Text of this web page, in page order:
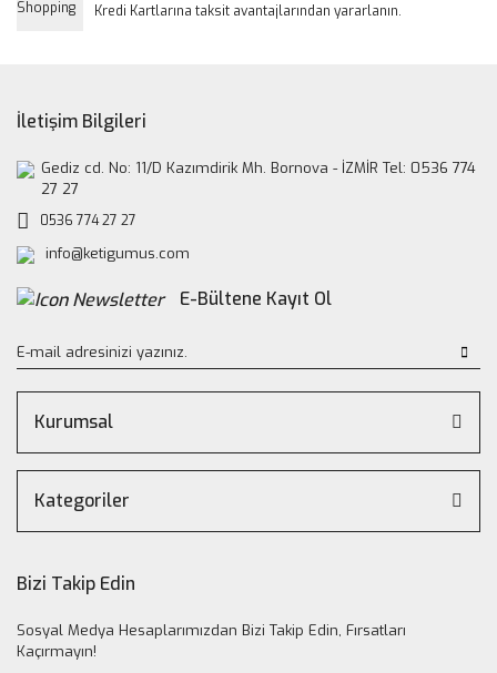
Kredi Kartlarına taksit avantajlarından yararlanın.
İletişim Bilgileri
Gediz cd. No: 11/D Kazımdirik Mh. Bornova - İZMİR Tel: 0536 774
27 27
0536 774 27 27
info@ketigumus.com
E-Bültene Kayıt Ol
Kurumsal
Kategoriler
Bizi Takip Edin
Sosyal Medya Hesaplarımızdan Bizi Takip Edin, Fırsatları
Kaçırmayın!